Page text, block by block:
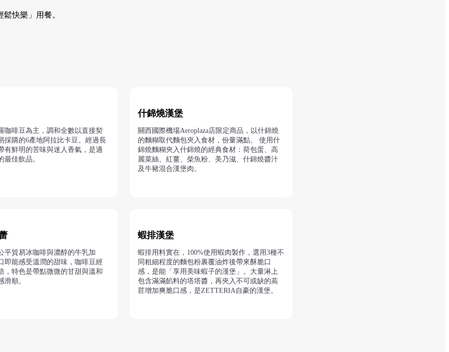
快樂」用餐。
咖啡豆為主，調和全數以直接契
採購的6產地阿拉比卡豆。經過長
有鮮明的苦味與迷人香氣，是適
最佳飲品。
什錦燒漢堡
關西國際機場Aeroplaza店限定商品，以什錦燒
的麵糊取代麵包夾入食材，份量滿點。 使用什
錦燒麵糊夾入什錦燒的經典食材：荷包蛋、高
麗菜絲、紅薑、柴魚粉、美乃滋、什錦燒醬汁
及牛豬混合漢堡肉。
平貿易冰咖啡與濃醇的牛乳加
即能感受溫潤的甜味，咖啡豆經
，特色是帶點微微的甘甜與溫和
滑順。
蝦排漢堡
蝦排用料實在，100%使用蝦肉製作，選用3種不
同粗細程度的麵包粉裹覆油炸後帶來酥脆口
感，是能「享用美味蝦子的漢堡」。大量淋上
包含滿滿餡料的塔塔醬，再夾入不可或缺的萵
苣增加爽脆口感，是ZETTERIA自豪的漢堡。